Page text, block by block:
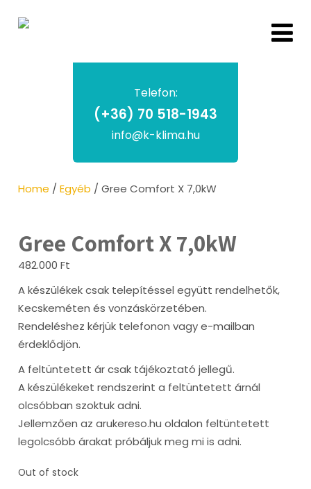
Telefon:
(+36) 70 518-1943
info@k-klima.hu
Home /Egyéb / Gree Comfort X 7,0kW
Gree Comfort X 7,0kW
482.000Ft
A készülékek csak telepítéssel együtt rendelhetők,
Kecskeméten és vonzáskörzetében.
Rendeléshez kérjük telefonon vagy e-mailban
érdeklődjön.
A feltüntetett ár csak tájékoztató jellegű.
A készülékeket rendszerint a feltüntetett árnál
olcsóbban szoktuk adni.
Jellemzően az arukereso.hu oldalon feltüntetett
legolcsóbb árakat próbáljuk meg mi is adni.
Out of stock